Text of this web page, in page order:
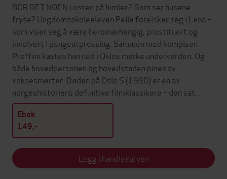
BOR DET NOEN i osten på himlen? Som ser husene
fryse? Ungdomsskoleeleven Pelle forelsker seg i Lena –
som viser seg å være heroinavhengig, prostituert og
involvert i pengeutpressing. Sammen med kompisen
Proffen kastes han ned i Oslos mørke underverden. Og
både hovedpersonen og hovedstaden pines av
voksesmerter. Døden på Oslo S (1990) er en av
norgeshistoriens definitive filmklassikere – den sat…
Ebok
149,-
Legg i handlekurven